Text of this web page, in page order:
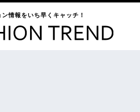
情報をいち早くキャッチ！